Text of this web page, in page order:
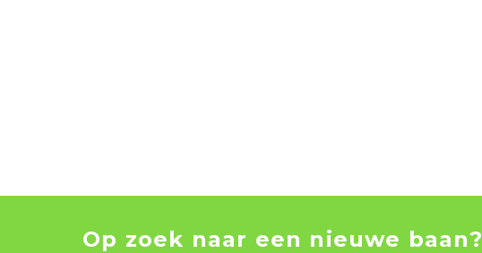
Op zoek naar een nieuwe baan?